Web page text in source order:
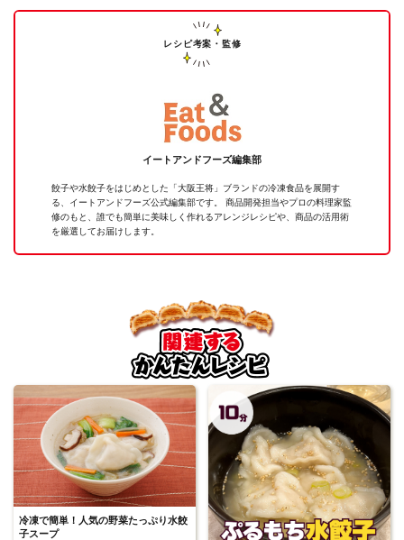
レシピ考案・監修
イートアンドフーズ編集部
餃子や水餃子をはじめとした「大阪王将」ブランドの冷凍食品を展開す
る、イートアンドフーズ公式編集部です。 商品開発担当やプロの料理家監
修のもと、誰でも簡単に美味しく作れるアレンジレシピや、商品の活用術
を厳選してお届けします。
冷凍で簡単！人気の野菜たっぷり水餃
子スープ